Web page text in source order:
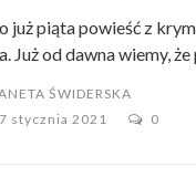
już piąta powieść z
Już od dawna wiemy, że
ŚWIDERSKA
stycznia 2021
0